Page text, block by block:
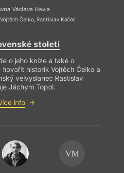
Václava Havla
Vojtěch Čelko, Rastislav Káčer,
století
o jeho knize a také o
historik Vojtěch Čelko a
velvyslanec Rastislav
Jáchym Topol.
info
VM